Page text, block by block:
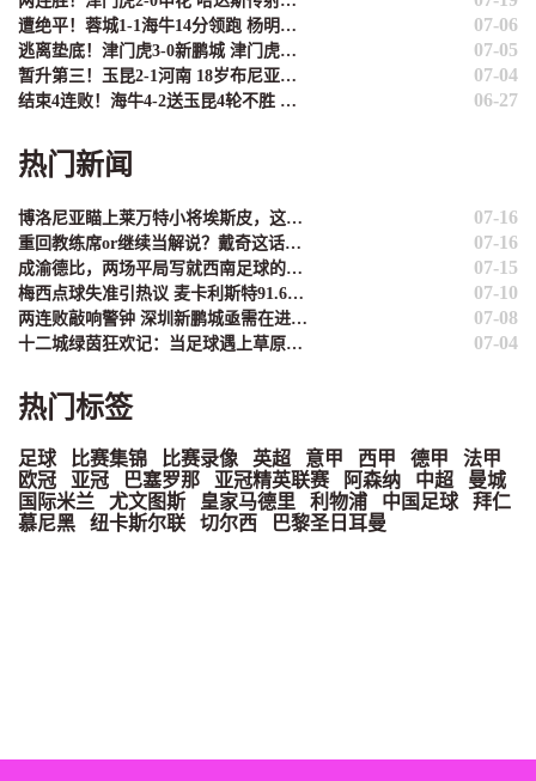
遭绝平！蓉城1-1海牛14分领跑 杨明洋建功杨聪救主 海牛仍倒数第3 07-06
逃离垫底！津门虎3-0新鹏城 津门虎补时连入2球 积分平三镇升第15 07-05
暂升第三！玉昆2-1河南 18岁布尼亚明处子球叶力江离谱梦游送礼 07-04
结束4连败！海牛4-2送玉昆4轮不胜 宋文杰2传1射林创益0度角破门 06-27
热门新闻
博洛尼亚瞄上莱万特小将埃斯皮，这小孩有点意思 07-16
重回教练席or继续当解说？戴奇这话说得够艺术 07-16
成渝德比，两场平局写就西南足球的倔强 07-15
梅西点球失准引热议 麦卡利斯特91.6%命中率或成新选择 07-10
两连败敲响警钟 深圳新鹏城亟需在进攻端"绣花" 07-08
十二城绿茵狂欢记：当足球遇上草原的夏天 07-04
热门标签
足球 比赛集锦 比赛录像 英超 意甲 西甲 德甲
法甲
欧冠
亚冠 巴塞罗那 亚冠精英联赛 阿森纳 中超
曼城
国际米兰
尤文图斯 皇家马德里 利物浦 中国足球
拜仁
慕尼黑
纽卡斯尔联 切尔西 巴黎圣日耳曼